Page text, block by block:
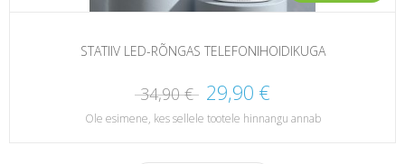
STATIIV LED-RÕNGAS TELEFONIHOIDIKUGA
34,90 € 29,90 €
Ole esimene, kes sellele tootele hinnangu annab